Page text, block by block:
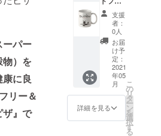
ーパー
）を
に良
リー＆
ザ』で
ピザ
（アマ
ランサ
ス）×1
枚 お礼
のメッ
セージ
をお送
りいた
します
リー＆
グルテ
ンフ
リー焼
き菓子
を詰合
せたマ
グカッ
プ×1 ※
オリジ
ナルマ
グカッ
プにグ
支援
者：
0人
お届
け予
定：
2021
年05
月
詳細を見る
こ
の
リ
タ
ー
ン
を
選
択
す
る